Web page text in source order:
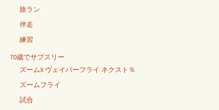
旅ラン
伴走
練習
70歳でサブスリー
ズームX ヴェイパーフライ ネクスト％
ズームフライ
試合